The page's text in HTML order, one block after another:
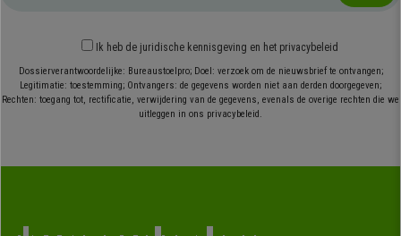
Ik heb de juridische kennisgeving en het privacybeleid
Dossierverantwoordelijke: Bureaustoelpro; Doel: verzoek om de nieuwsbrief te ontvangen;
Legitimatie: toestemming; Ontvangers: de gegevens worden niet aan derden doorgegeven;
Rechten: toegang tot, rectificatie, verwijdering van de gegevens, evenals de overige rechten die we
uitleggen in ons privacybeleid.